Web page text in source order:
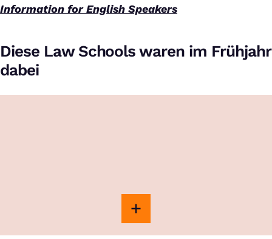
Information for English Speakers
Diese Law Schools waren im Frühjahr
dabei